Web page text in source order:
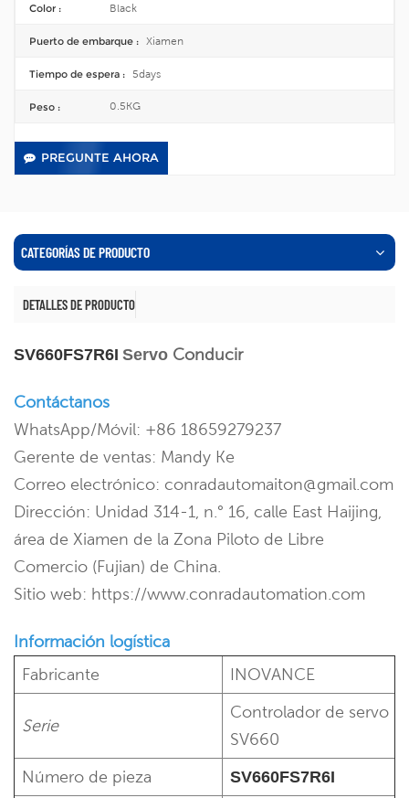
Color : Black
Puerto de embarque : Xiamen
Tiempo de espera : 5days
Peso : 0.5KG
PREGUNTE AHORA
CATEGORÍAS DE PRODUCTO
DETALLES DE PRODUCTO
SV660FS7R6I Servo Conducir
Contáctanos
WhatsApp/Móvil: +86 18659279237
Gerente de ventas: Mandy Ke
Correo electrónico: conradautomaiton@gmail.com
Dirección: Unidad 314-1, n.° 16, calle East Haijing,
área de Xiamen de la Zona Piloto de Libre
Comercio (Fujian) de China.
Sitio web: https://www.conradautomation.com
Información logística
Fabricante
INOVANCE
Serie
Controlador de servo
SV660
Número de pieza
SV660FS7R6I